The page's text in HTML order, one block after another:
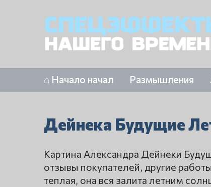
⌂ Начало начал Размышления
Дейнека Будущие
Картина Александра Дейнеки
отзывы покупателей, другие
теплая, она вся залита летним